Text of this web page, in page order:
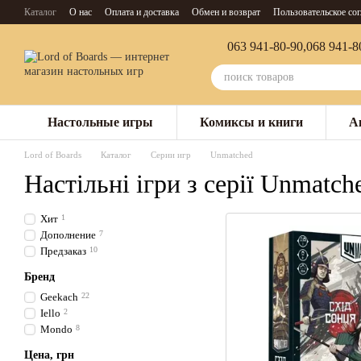
Перейти к основному контенту
Каталог О нас Оплата и доставка Обмен и возврат Пользовательское
063 941-80-90,068 941-
Настольные игры Комиксы и книги
Lord of Boards Каталог Серии игр Unmatched
Настільні ігри з серії
Хит 1
Дополнение 7
Предзаказ 10
Бренд
Geekach 22
Iello 2
Mondo 8
Цена, грн